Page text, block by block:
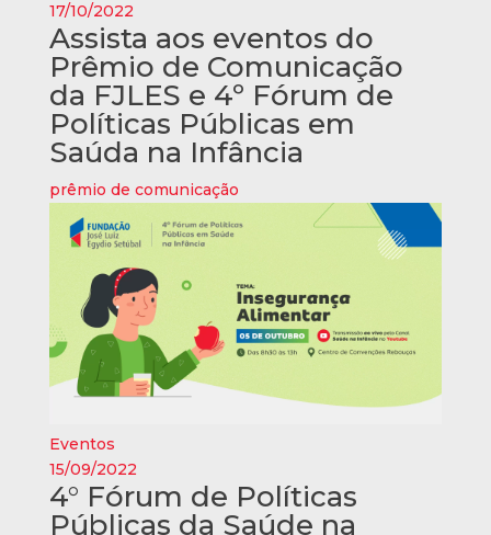
17/10/2022
Assista aos eventos do
Prêmio de Comunicação
da FJLES e 4º Fórum de
Políticas Públicas em
Saúda na Infância
prêmio de comunicação
Eventos
15/09/2022
4° Fórum de Políticas
Públicas da Saúde na